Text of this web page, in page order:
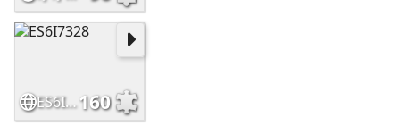
ES6I7328160